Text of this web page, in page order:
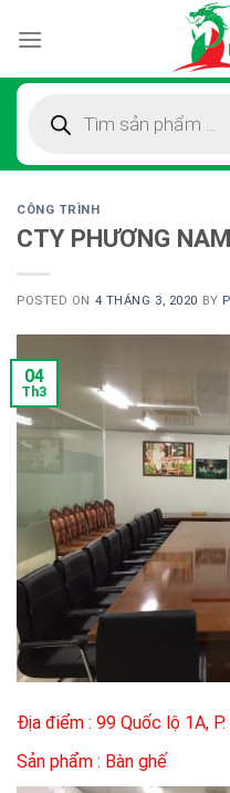
kiếm
CÔNG TRÌNH
CTY PHƯƠNG
POSTED ON 4 THÁNG 3, 2020 BY
04
Th3
Địa điểm : 99 Quốc lộ 1A,
Sản phẩm : Bàn ghế